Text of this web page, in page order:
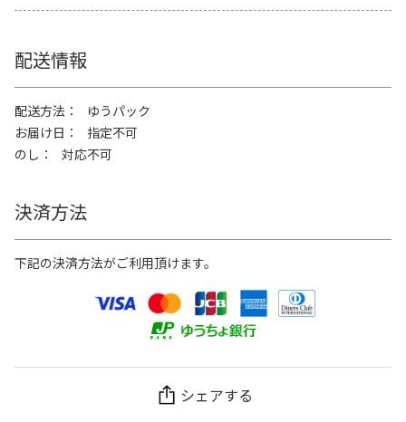
配送情報
配送方法
ゆうパック
お届け日
指定不可
のし
対応不可
決済方法
下記の決済方法がご利用頂けます。
シェアする